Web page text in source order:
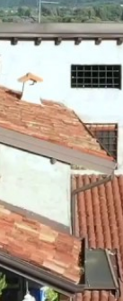
Tadini, in
cui il
e